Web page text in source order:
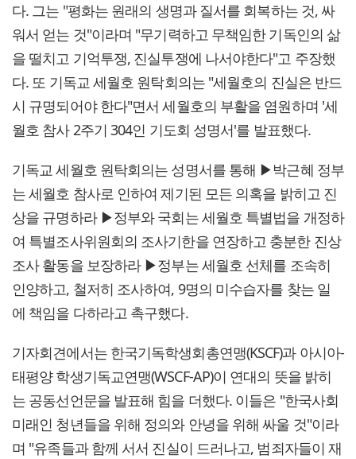
다. 그는 "평화는 원래의 생명과 질서를 회복하는 것, 싸
워서 얻는 것"이라며 "무기력하고 무책임한 기독인의 삶
을 떨치고 기억투쟁, 진실투쟁에 나서야한다"고 주장했
다. 또 기독교 세월호 원탁회의는 "세월호의 진실은 반드
시 규명되어야 한다"면서 세월호의 부활을 염원하며 '세
월호 참사 2주기 304인 기도회 성명서'를 발표했다.
기독교 세월호 원탁회의는 성명서를 통해 ▶박근혜 정부
는 세월호 참사로 인하여 제기된 모든 의혹을 밝히고 진
상을 규명하라 ▶정부와 국회는 세월호 특별법을 개정하
여 특별조사위원회의 조사기한을 연장하고 충분한 진상
조사 활동을 보장하라 ▶정부는 세월호 선체를 조속히
인양하고, 철저히 조사하여, 9명의 미수습자를 찾는 일
에 책임을 다하라고 촉구했다.
기자회견에서는 한국기독학생회총연맹(KSCF)과 아시아-
태평양 학생기독교연맹(WSCF-AP)이 연대의 뜻을 밝히
는 공동선언문을 발표해 힘을 더했다. 이들은 "한국사회
미래인 청년들을 위해 정의와 안녕을 위해 싸울 것"이라
며 "유족들과 함께 서서 진실이 드러나고, 범죄자들이 재